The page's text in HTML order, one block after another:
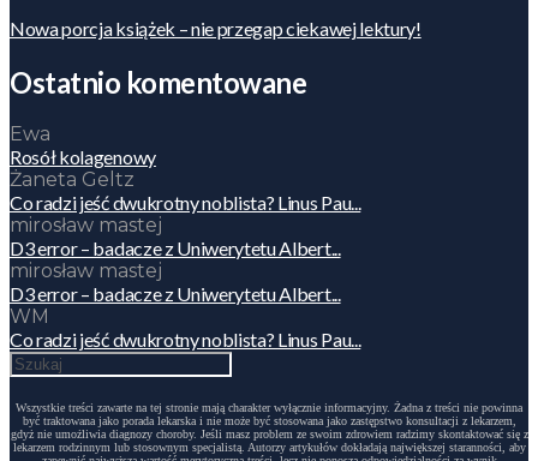
Nowa porcja książek – nie przegap ciekawej lektury!
Ostatnio komentowane
Ewa
Rosół kolagenowy
Żaneta Geltz
Co radzi jeść dwukrotny noblista? Linus Pau...
mirosław mastej
D3 error – badacze z Uniwerytetu Albert...
mirosław mastej
D3 error – badacze z Uniwerytetu Albert...
WM
Co radzi jeść dwukrotny noblista? Linus Pau...
Wszystkie treści zawarte na tej stronie mają charakter wyłącznie informacyjny. Żadna z treści nie powinna
być traktowana jako porada lekarska i nie może być stosowana jako zastępstwo konsultacji z lekarzem,
gdyż nie umożliwia diagnozy choroby. Jeśli masz problem ze swoim zdrowiem radzimy skontaktować się z
lekarzem rodzinnym lub stosownym specjalistą. Autorzy artykułów dokładają największej staranności, aby